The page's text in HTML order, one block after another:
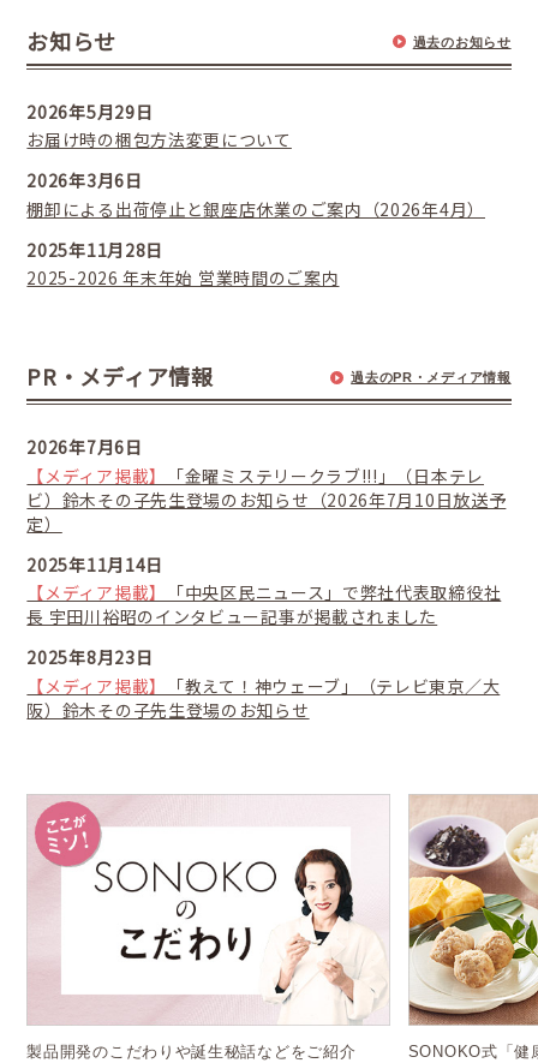
お知らせ 過去のお知らせ
2026年5月29日
お届け時の梱包方法変更について
2026年3月6日
棚卸による出荷停止と銀座店休業のご案内（2026年4月）
2025年11月28日
2025-2026 年末年始 営業時間のご案内
PR・メディア情報 過去のPR・メディア情報
2026年7月6日
【メディア掲載】
「金曜ミステリークラブ!!!」（日本テレ
ビ）鈴木その子先生登場のお知らせ（2026年7月10日放送予
定）
2025年11月14日
【メディア掲載】
「中央区民ニュース」で弊社代表取締役社
長 宇田川裕昭のインタビュー記事が掲載されました
2025年8月23日
【メディア掲載】
「教えて！神ウェーブ」（テレビ東京／大
阪）鈴木その子先生登場のお知らせ
製品開発のこだわりや誕生秘話などをご紹介 SONOKO式「健